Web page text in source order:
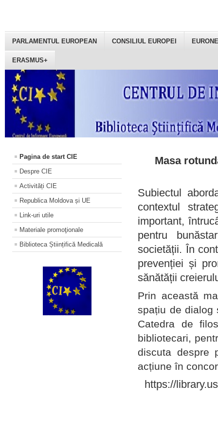
PARLAMENTUL EUROPEAN CONSILIUL EUROPEI
ERASMUS+
Pagina de start CIE
Despre CIE
Activități CIE
Republica Moldova și UE
Link-uri utile
Materiale promoţionale
Biblioteca Științifică Medicală
Masa
Subiectul
contextul
important,
pentru
societății. În
prevenției și
sănătății
Prin această
spațiu de dialog
Catedra de
bibliotecari,
discuta despre
acțiune în
https://